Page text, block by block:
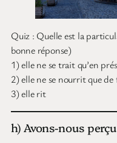
Quiz : Quelle est la
bonne réponse)
1) elle ne se trait qu’en
2) elle ne se nourrit que
3) elle rit
h) Avons-nous